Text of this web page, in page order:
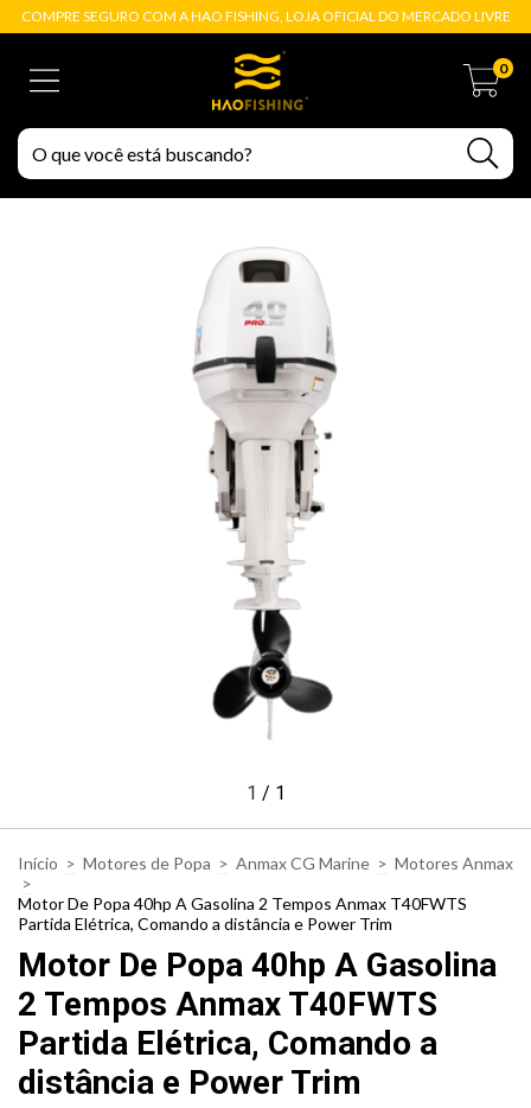
COMPRE SEGURO COM A HAO FISHING, LOJA OFICIAL DO MERCADO LIVRE
0
1 / 1
Início > Motores de Popa > Anmax CG Marine > Motores Anmax
>
Motor De Popa 40hp A Gasolina 2 Tempos Anmax T40FWTS
Partida Elétrica, Comando a distância e Power Trim
Motor De Popa 40hp A Gasolina
2 Tempos Anmax T40FWTS
Partida Elétrica, Comando a
distância e Power Trim